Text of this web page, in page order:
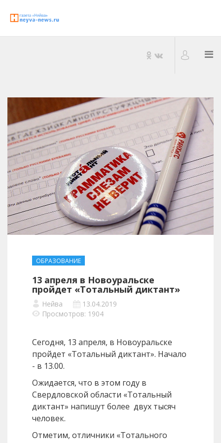
ОБРАЗОВАНИЕ
13 апреля в Новоуральске
пройдет «Тотальный диктант»
Нейва
13.04.2019
Просмотров: 1904
Сегодня, 13 апреля, в Новоуральске
пройдет «Тотальный диктант». Начало
- в 13.00.
Ожидается, что в этом году в
Свердловской области «Тотальный
диктант» напишут более двух тысяч
человек.
Отметим, отличники «Тотального